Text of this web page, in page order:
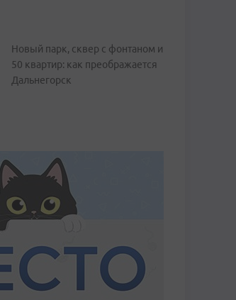
Новый парк, сквер с фонтаном и
50 квартир: как преображается
Дальнегорск